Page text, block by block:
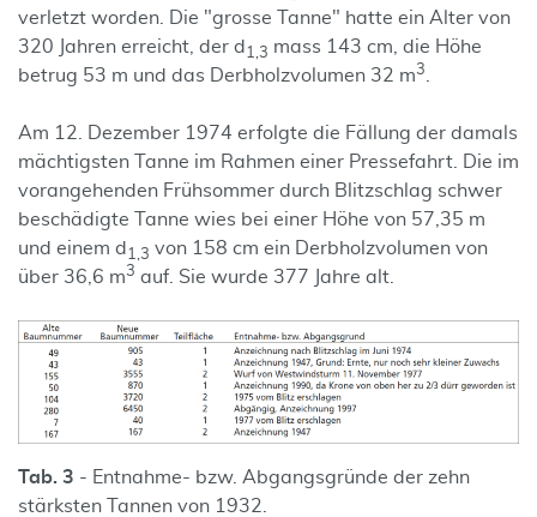
verletzt worden. Die "grosse Tanne" hatte ein Alter von
320 Jahren erreicht, der d 1,3 mass 143 cm, die Höhe
betrug 53 m und das Derbholzvolumen 32 m3
Am 12. Dezember 1974 erfolgte die Fällung der damals
mächtigsten Tanne im Rahmen einer Pressefahrt. Die im
vorangehenden Frühsommer durch Blitzschlag schwer
beschädigte Tanne wies bei einer Höhe von 57,35 m
und einem d 1,3 von 158 cm ein Derbholzvolumen von
über 36,6 m3 auf. Sie wurde 377 Jahre alt.
Tab. 3 - Entnahme- bzw. Abgangsgründe der zehn
stärksten Tannen von 1932.